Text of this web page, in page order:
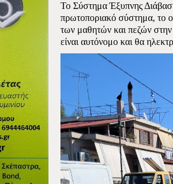
Το Σύστημα Έξυπνης
πρωτοποριακό σύστημα, το
των μαθητών και πεζών
είναι αυτόνομο και θα